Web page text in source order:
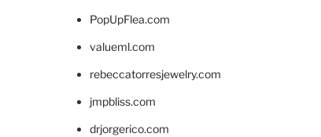
PopUpFlea.com
valueml.com
rebeccatorresjewelry.com
jmpbliss.com
drjorgerico.com